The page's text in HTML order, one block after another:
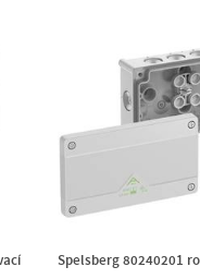
Spelsberg 80240201